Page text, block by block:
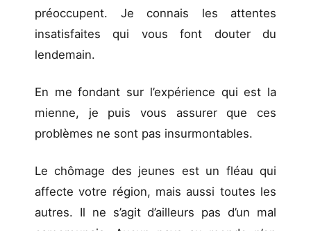
préoccupent. Je connais les attentes
insatisfaites qui vous font douter du
lendemain.
En me fondant sur l’expérience qui est la
mienne, je puis vous assurer que ces
problèmes ne sont pas insurmontables.
Le chômage des jeunes est un fléau qui
affecte votre région, mais aussi toutes les
autres. Il ne s’agit d’ailleurs pas d’un mal